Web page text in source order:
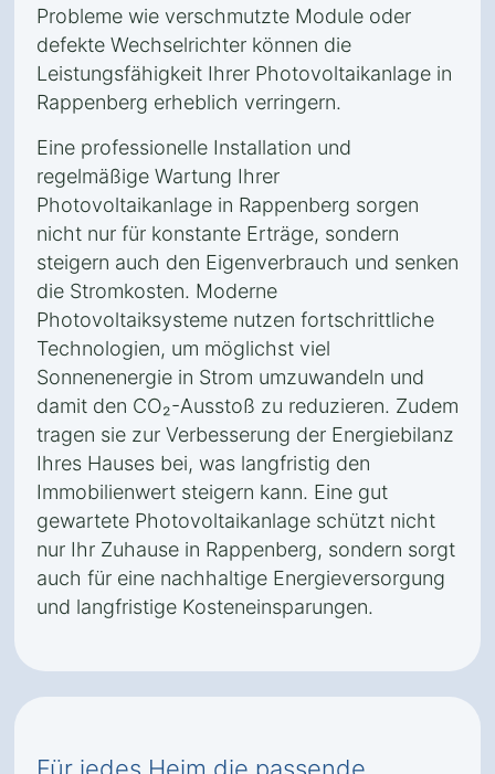
Probleme wie verschmutzte Module oder
defekte Wechselrichter können die
Leistungsfähigkeit Ihrer Photovoltaikanlage in
Rappenberg erheblich verringern.
Eine professionelle Installation und
regelmäßige Wartung Ihrer
Photovoltaikanlage in Rappenberg sorgen
nicht nur für konstante Erträge, sondern
steigern auch den Eigenverbrauch und senken
die Stromkosten. Moderne
Photovoltaiksysteme nutzen fortschrittliche
Technologien, um möglichst viel
Sonnenenergie in Strom umzuwandeln und
damit den CO₂-Ausstoß zu reduzieren. Zudem
tragen sie zur Verbesserung der Energiebilanz
Ihres Hauses bei, was langfristig den
Immobilienwert steigern kann. Eine gut
gewartete Photovoltaikanlage schützt nicht
nur Ihr Zuhause in Rappenberg, sondern sorgt
auch für eine nachhaltige Energieversorgung
und langfristige Kosteneinsparungen.